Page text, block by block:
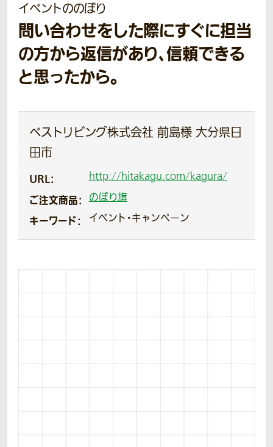
イベントののぼり
問い合わせをした際にすぐに担当
の方から返信があり、信頼できる
と思ったから。
ベストリビング株式会社 前島様 大分県日
田市
URL： http://hitakagu.com/kagura/
ご注文商品： のぼり旗
キーワード： イベント・キャンペーン